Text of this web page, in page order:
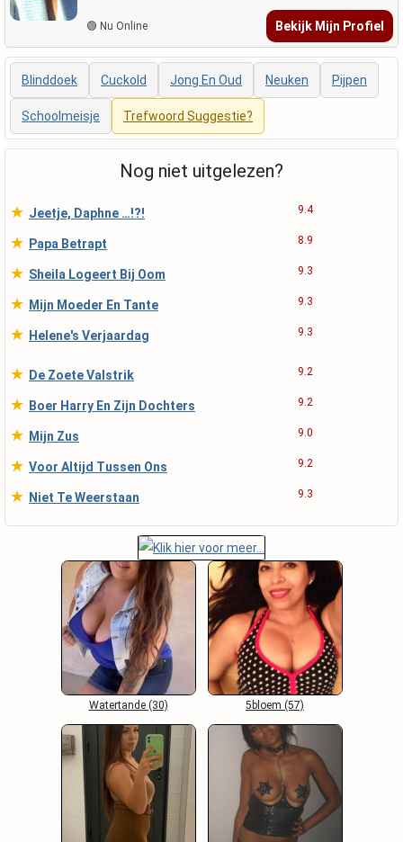
🟢 Nu Online Bekijk Mijn Profiel
Blinddoek Cuckold Jong En Oud Neuken Pijpen
Schoolmeisje Trefwoord Suggestie?
Nog niet uitgelezen?
★ Jeetje, Daphne …!?! 9.4
★ Papa Betrapt 8.9
★ Sheila Logeert Bij Oom 9.3
★ Mijn Moeder En Tante 9.3
★ Helene's Verjaardag 9.3
★ De Zoete Valstrik 9.2
★ Boer Harry En Zijn Dochters 9.2
★ Mijn Zus 9.0
★ Voor Altijd Tussen Ons 9.2
★ Niet Te Weerstaan 9.3
Watertande (30) 5bloem (57)